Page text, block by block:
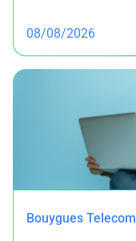
08/08/2026
Bouygues Telecom